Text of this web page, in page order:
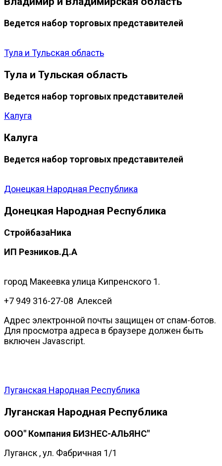
Ведется набор торговых представителей
Тула и Тульская область
Тула и Тульская область
Ведется набор торговых представителей
Калуга
Калуга
Ведется набор торговых представителей
Донецкая Народная Республика
Донецкая Народная Республика
СтройбазаНика
ИП Резников.Д.А
город Макеевка улица Кипренского 1.
+7 949 316-27-08‬ Алексей
Адрес электронной почты защищен от спам-ботов.
Для просмотра адреса в браузере должен быть
включен Javascript.
Луганская Народная Республика
Луганская Народная Республика
ООО" Компания БИЗНЕС-АЛЬЯНС"
Луганск , ул. Фабричная 1/1